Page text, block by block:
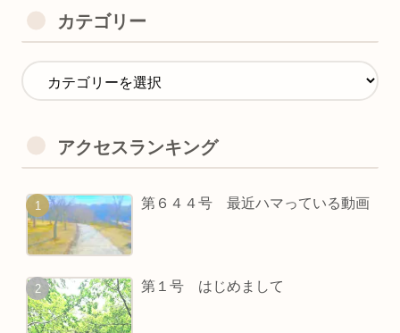
カテゴリー
アクセスランキング
第６４４号 最近ハマっている動画
第１号 はじめまして